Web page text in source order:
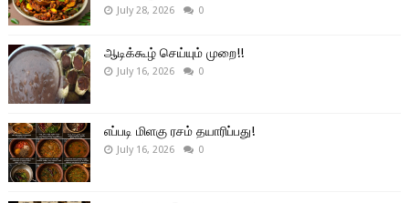
July 28, 2026 0
ஆடிக்கூழ் செய்யும் முறை!!
July 16, 2026 0
எப்படி மிளகு ரசம் தயாரிப்பது!
July 16, 2026 0